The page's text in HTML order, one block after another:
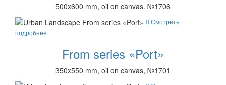
500x600 mm, oil on canvas. №1706
Смотреть
подробнее
From series «Port»
350x550 mm, oil on canvas, №1701